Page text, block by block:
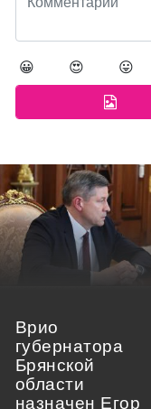
😀 😍 😛
Врио
губернатора
Брянской
области
назначен Егор